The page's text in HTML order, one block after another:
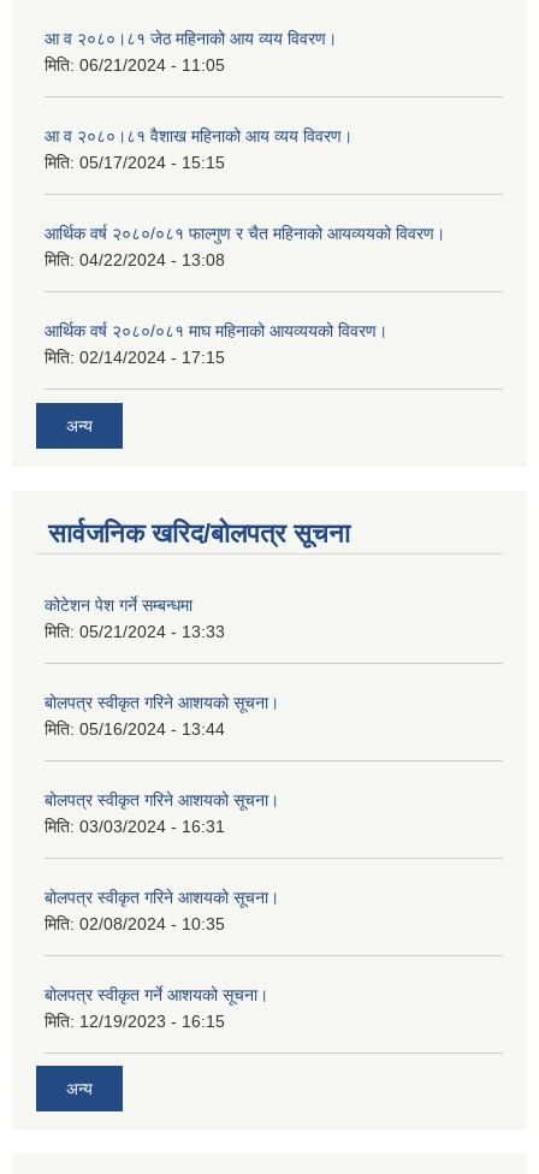
आ व २०८०।८१ जेठ महिनाको आय व्यय विवरण।
मिति: 06/21/2024 - 11:05
आ व २०८०।८१ वैशाख महिनाको आय व्यय विवरण।
मिति: 05/17/2024 - 15:15
आर्थिक वर्ष २०८०/०८१ फाल्गुण र चैत महिनाको आयव्ययको विवरण।
मिति: 04/22/2024 - 13:08
आर्थिक वर्ष २०८०/०८१ माघ महिनाको आयव्ययको विवरण।
मिति: 02/14/2024 - 17:15
अन्य
सार्वजनिक खरिद/बोलपत्र सूचना
कोटेशन पेश गर्ने सम्बन्धमा
मिति: 05/21/2024 - 13:33
बोलपत्र स्वीकृत गरिने आशयको सूचना।
मिति: 05/16/2024 - 13:44
बोलपत्र स्वीकृत गरिने आशयको सूचना।
मिति: 03/03/2024 - 16:31
बोलपत्र स्वीकृत गरिने आशयको सूचना।
मिति: 02/08/2024 - 10:35
बोलपत्र स्वीकृत गर्ने आशयको सूचना।
मिति: 12/19/2023 - 16:15
अन्य